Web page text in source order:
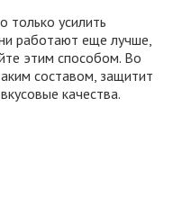
только усилить
работают еще лучше,
этим способом. Во
составом, защитит
качества.